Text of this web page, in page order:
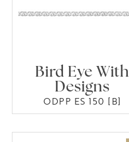
Bird Eye With
Designs
ODPP ES 150 [B]